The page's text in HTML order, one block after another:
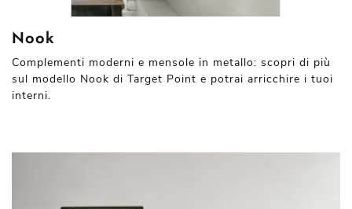
Nook
Complementi moderni e mensole in metallo: scopri di più
sul modello Nook di Target Point e potrai arricchire i tuoi
interni.